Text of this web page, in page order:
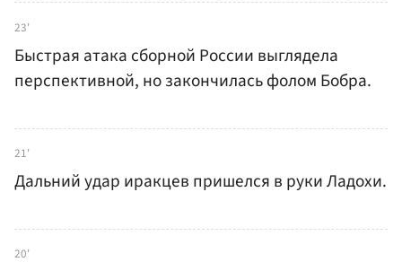
23'
Быстрая атака сборной России выглядела
перспективной, но закончилась фолом Бобра.
21'
Дальний удар иракцев пришелся в руки Ладохи.
20'